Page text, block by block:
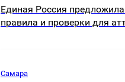
Единая Россия
правила и проверки для
Самара